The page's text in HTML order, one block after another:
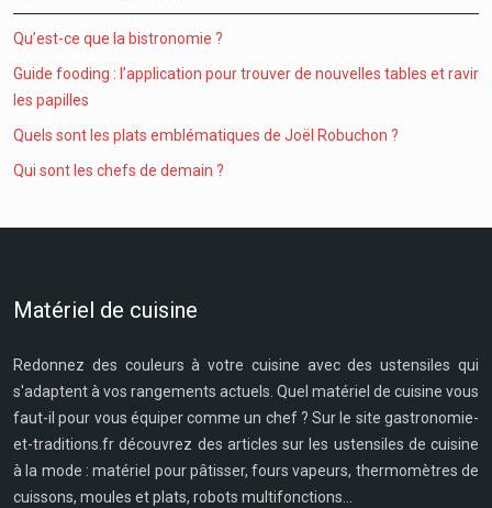
Qu’est-ce que la bistronomie ?
Guide fooding : l’application pour trouver de nouvelles tables et ravir
les papilles
Quels sont les plats emblématiques de Joël Robuchon ?
Qui sont les chefs de demain ?
Matériel de cuisine
Redonnez des couleurs à votre cuisine avec des ustensiles qui
s'adaptent à vos rangements actuels. Quel matériel de cuisine vous
faut-il pour vous équiper comme un chef ? Sur le site gastronomie-
et-traditions.fr découvrez des articles sur les ustensiles de cuisine
à la mode : matériel pour pâtisser, fours vapeurs, thermomètres de
cuissons, moules et plats, robots multifonctions...